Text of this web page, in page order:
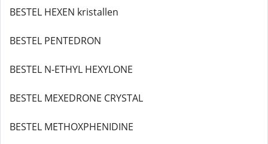
BESTEL HEXEN kristallen
BESTEL PENTEDRON
BESTEL N-ETHYL HEXYLONE
BESTEL MEXEDRONE CRYSTAL
BESTEL METHOXPHENIDINE